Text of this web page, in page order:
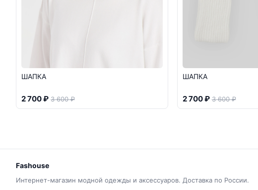
ШАПКА
2 700 ₽ 3 600 ₽
ШАПКА
2 700 ₽ 3 600 ₽
Fashouse
Интернет-магазин модной одежды и аксессуаров. Доставка по России.